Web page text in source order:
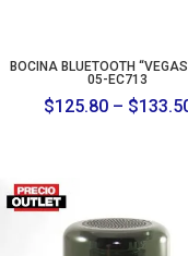
BOCINA BLUETOOTH
05-EC713
$125.80 – $